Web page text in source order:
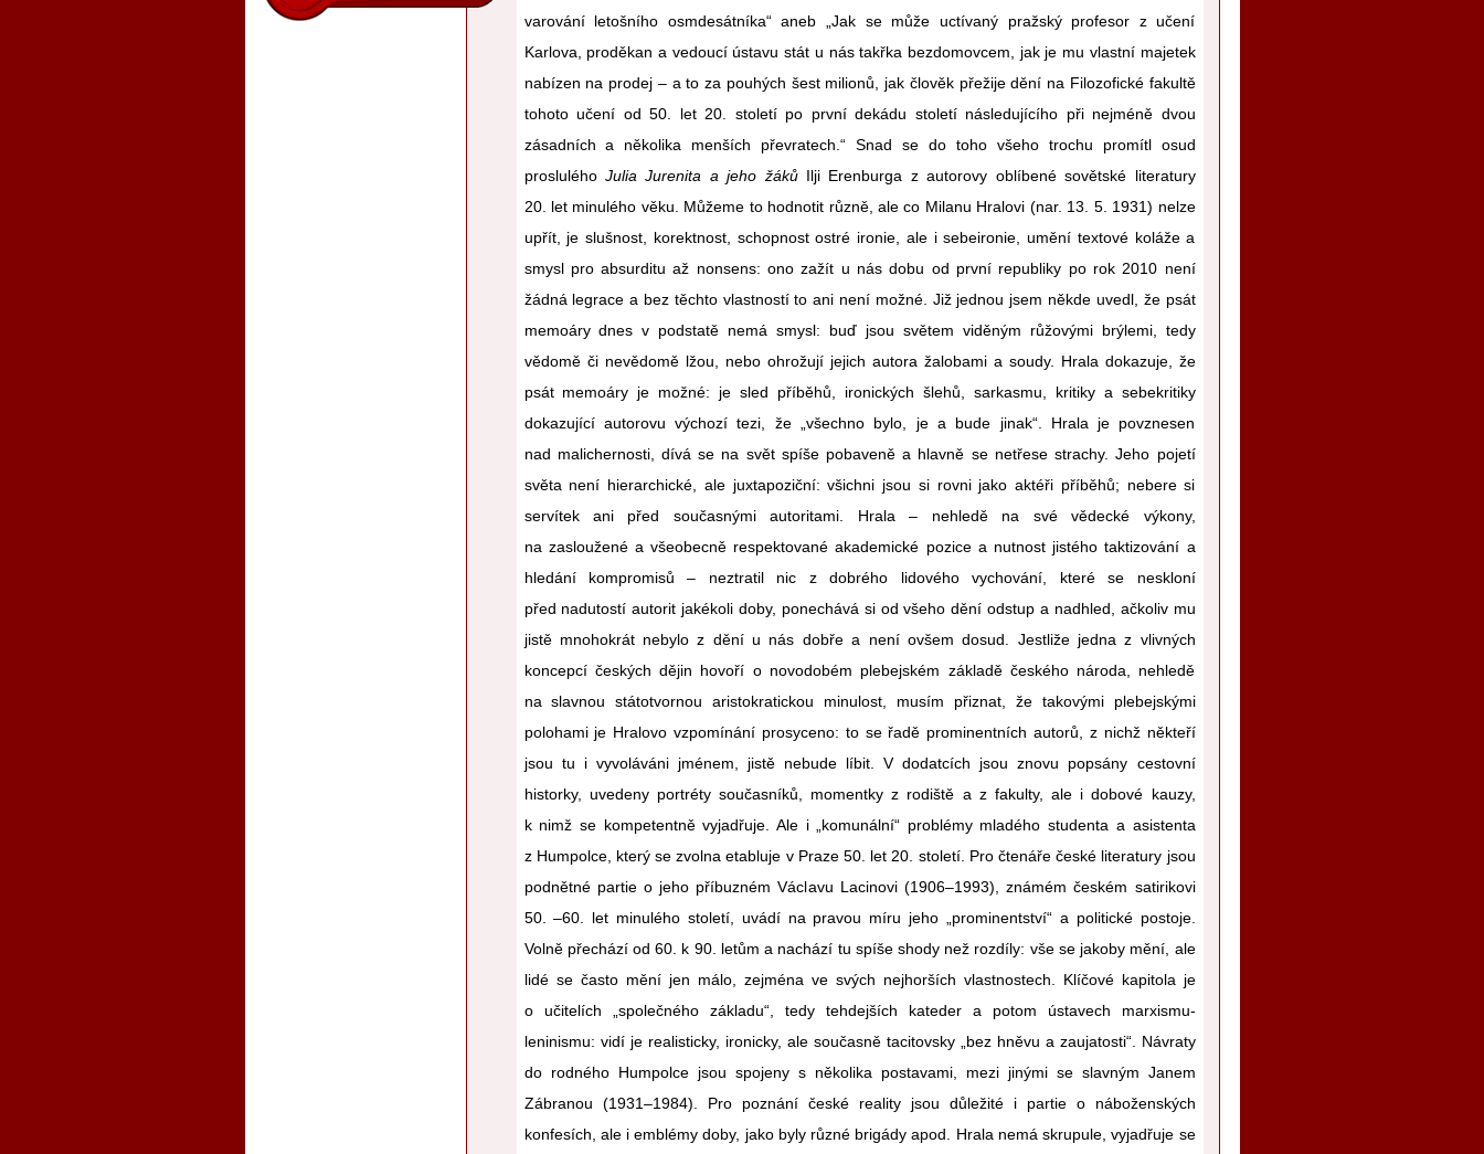
varování letošního osmdesátníka“ aneb „Jak se může uctívaný pražský profesor z učení
Karlova, proděkan a vedoucí ústavu stát u nás takřka bezdomovcem, jak je mu vlastní majetek
nabízen na prodej – a to za pouhých šest milionů, jak člověk přežije dění na Filozofické fakultě
tohoto učení od 50. let 20. století po první dekádu století následujícího při nejméně dvou
zásadních a několika menších převratech.“ Snad se do toho všeho trochu promítl osud
proslulého Julia Jurenita a jeho žákůIlji Erenburga z autorovy oblíbené sovětské literatury
20. let minulého věku. Můžeme to hodnotit různě, ale co Milanu Hralovi (nar. 13. 5. 1931) nelze
upřít, je slušnost, korektnost, schopnost ostré ironie, ale i sebeironie, umění textové koláže a
smysl pro absurditu až nonsens: ono zažít u nás dobu od první republiky po rok 2010 není
žádná legrace a bez těchto vlastností to ani není možné. Již jednou jsem někde uvedl, že psát
memoáry dnes v podstatě nemá smysl: buď jsou světem viděným růžovými brýlemi, tedy
vědomě či nevědomě lžou, nebo ohrožují jejich autora žalobami a soudy. Hrala dokazuje, že
psát memoáry je možné: je sled příběhů, ironických šlehů, sarkasmu, kritiky a sebekritiky
dokazující autorovu výchozí tezi, že „všechno bylo, je a bude jinak“. Hrala je povznesen
nad malichernosti, dívá se na svět spíše pobaveně a hlavně se netřese strachy. Jeho pojetí
světa není hierarchické, ale juxtapoziční: všichni jsou si rovni jako aktéři příběhů; nebere si
servítek ani před současnými autoritami. Hrala – nehledě na své vědecké výkony,
na zasloužené a všeobecně respektované akademické pozice a nutnost jistého taktizování a
hledání kompromisů – neztratil nic z dobrého lidového vychování, které se neskloní
před nadutostí autorit jakékoli doby, ponechává si od všeho dění odstup a nadhled, ačkoliv mu
jistě mnohokrát nebylo z dění u nás dobře a není ovšem dosud. Jestliže jedna z vlivných
koncepcí českých dějin hovoří o novodobém plebejském základě českého národa, nehledě
na slavnou státotvornou aristokratickou minulost, musím přiznat, že takovými plebejskými
polohami je Hralovo vzpomínání prosyceno: to se řadě prominentních autorů, z nichž někteří
jsou tu i vyvoláváni jménem, jistě nebude líbit. V dodatcích jsou znovu popsány cestovní
historky, uvedeny portréty současníků, momentky z rodiště a z fakulty, ale i dobové kauzy,
k nimž se kompetentně vyjadřuje. Ale i „komunální“ problémy mladého studenta a asistenta
z Humpolce, který se zvolna etabluje v Praze 50. let 20. století. Pro čtenáře české literatury jsou
podnětné partie o jeho příbuzném Václavu Lacinovi (1906–1993), známém českém satirikovi
50. –60. let minulého století, uvádí na pravou míru jeho „prominentství“ a politické postoje.
Volně přechází od 60. k 90. letům a nachází tu spíše shody než rozdíly: vše se jakoby mění, ale
lidé se často mění jen málo, zejména ve svých nejhorších vlastnostech. Klíčové kapitola je
o učitelích „společného základu“, tedy tehdejších kateder a potom ústavech marxismu-
leninismu: vidí je realisticky, ironicky, ale současně tacitovsky „bez hněvu a zaujatosti“. Návraty
do rodného Humpolce jsou spojeny s několika postavami, mezi jinými se slavným Janem
Zábranou (1931–1984). Pro poznání české reality jsou důležité i partie o náboženských
konfesích, ale i emblémy doby, jako byly různé brigády apod. Hrala nemá skrupule, vyjadřuje se